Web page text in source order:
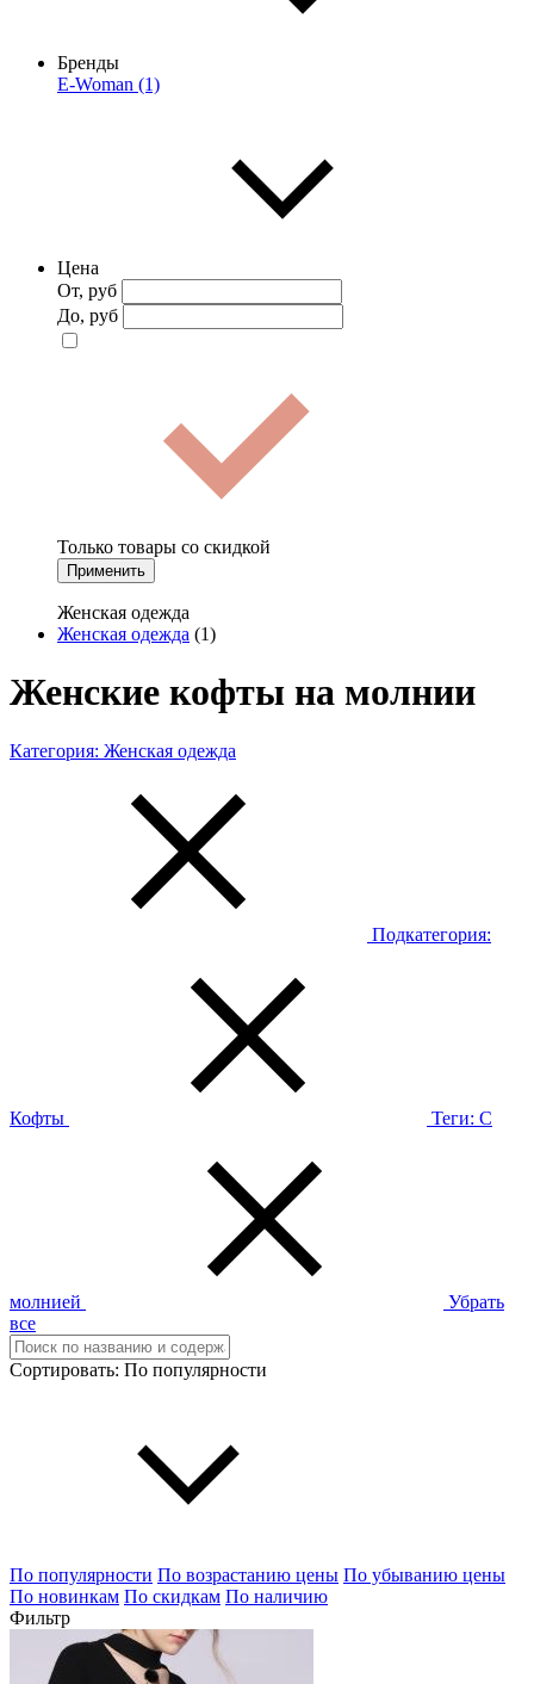
Бренды
E-Woman (1)
Цена
От, руб
До, руб
Только товары со скидкой
Применить
Женская одежда
Женская одежда (1)
Женские кофты на молнии
Категория: Женская одежда
Подкатегория:
Кофты Теги: С
молнией
Убрать
все
Сортировать: По популярности
По популярности По возрастанию цены По убыванию цены
По новинкам По скидкам По наличию
Фильтр